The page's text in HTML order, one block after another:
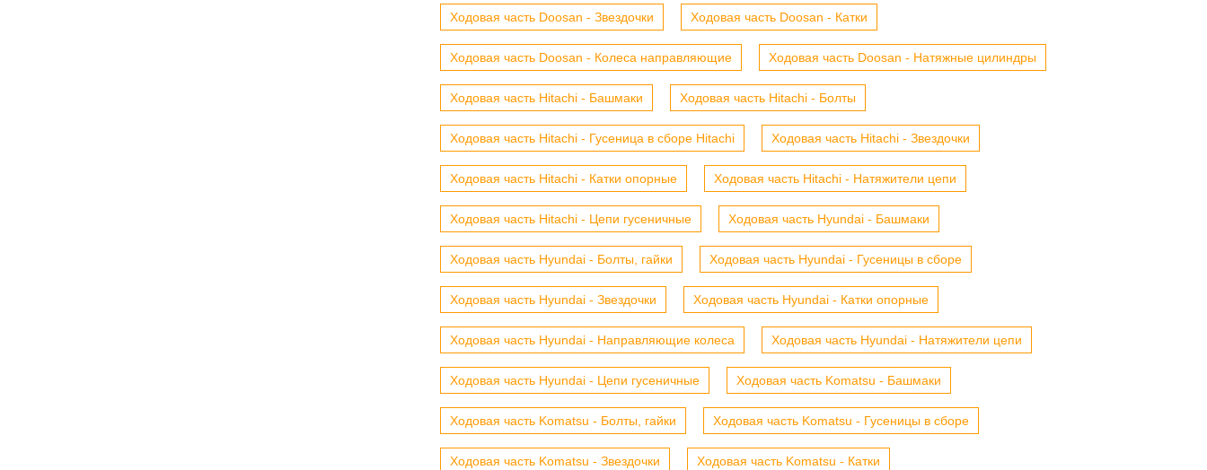
Ходовая часть Doosan - Звездочки Ходовая часть Doosan - Катки
Ходовая часть Doosan - Колеса направляющие Ходовая часть Doosan - Натяжные цилиндры
Ходовая часть Hitachi - Башмаки Ходовая часть Hitachi - Болты
Ходовая часть Hitachi - Гусеница в сборе Hitachi Ходовая часть Hitachi - Звездочки
Ходовая часть Hitachi - Катки опорные Ходовая часть Hitachi - Натяжители цепи
Ходовая часть Hitachi - Цепи гусеничные Ходовая часть Hyundai - Башмаки
Ходовая часть Hyundai - Болты, гайки Ходовая часть Hyundai - Гусеницы в сборе
Ходовая часть Hyundai - Звездочки Ходовая часть Hyundai - Катки опорные
Ходовая часть Hyundai - Направляющие колеса Ходовая часть Hyundai - Натяжители цепи
Ходовая часть Hyundai - Цепи гусеничные Ходовая часть Komatsu - Башмаки
Ходовая часть Komatsu - Болты, гайки Ходовая часть Komatsu - Гусеницы в сборе
Ходовая часть Komatsu - Звездочки Ходовая часть Komatsu - Катки